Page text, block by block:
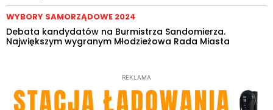
WYBORY SAMORZĄDOWE 2024
Debata kandydatów na Burmistrza Sandomierza.
Największym wygranym Młodzieżowa Rada Miasta
REKLAMA